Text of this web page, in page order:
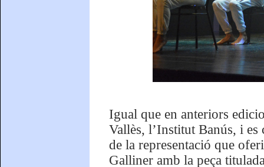
Igual que en anteriors
Vallès, l’Institut Banús, i es
de la representació que
Galliner amb la peça